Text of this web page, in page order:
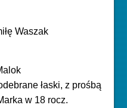
Waszak
łaski, z prośbą
w 18 rocz.